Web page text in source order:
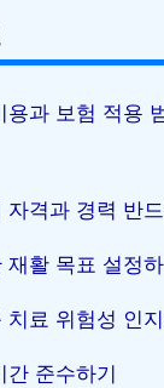
용과 보험 적용
자격과 경력 반
재활 목표 설정
치료 위험성 인
간 준수하기